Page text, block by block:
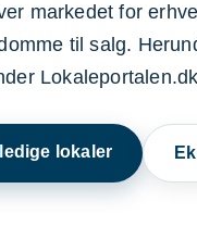
markedet for
til salg.
lokaler